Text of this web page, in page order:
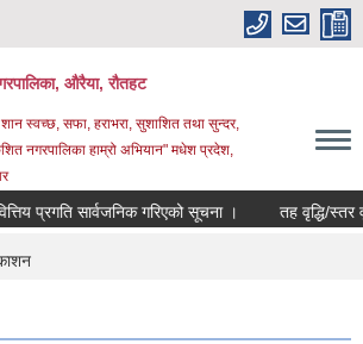
औरैया, रौतहट
स्वच्छ, सफा, हराभरा, सुशाशित तथा सुन्दर,
नगरपालिका हाम्रो अभियान" मधेश प्रदेश,
प्रगति सार्वजनिक गरिएको सूचना । तह वृद्धि/स्तर